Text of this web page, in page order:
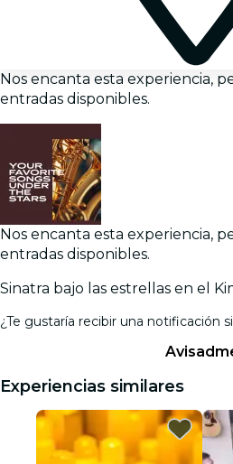
Nos encanta esta experiencia,
entradas disponibles.
Nos encanta esta experiencia,
entradas disponibles.
Sinatra bajo las estrellas en el
¿Te gustaría recibir una notificación
Experiencias similares